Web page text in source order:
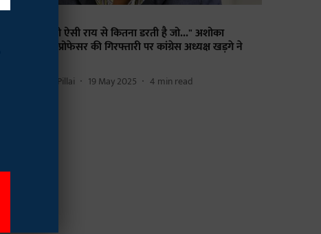
"BJP किसी भी ऐसी राय से कितना डरती है जो..." अशोका
यूनिवर्सिटी के प्रोफेसर की गिरफ्तारी पर कांग्रेस अध्यक्ष खड़गे ने
Geetha Sunil Pillai 19 May 2025 4 min read